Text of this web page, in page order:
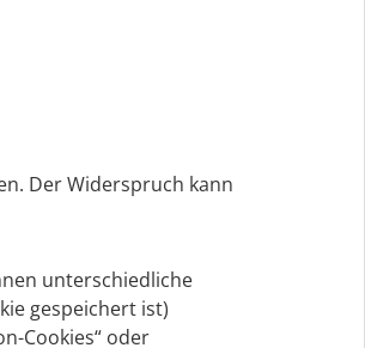
Der Widerspruch kann
unterschiedliche
gespeichert ist)
Cookies“ oder